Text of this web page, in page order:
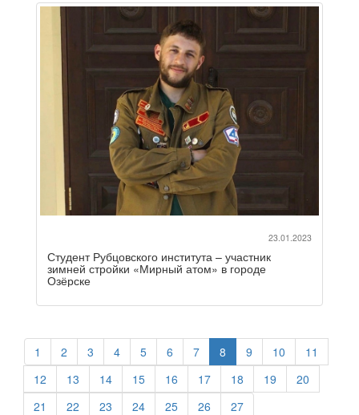
23.01.2023
Студент Рубцовского института – участник
зимней стройки «Мирный атом» в городе
Озёрске
1 2 3 4 5 6 7 8 9 10
11
12
13 14 15 16 17 18 19
20
21
22 23 24 25 26 27